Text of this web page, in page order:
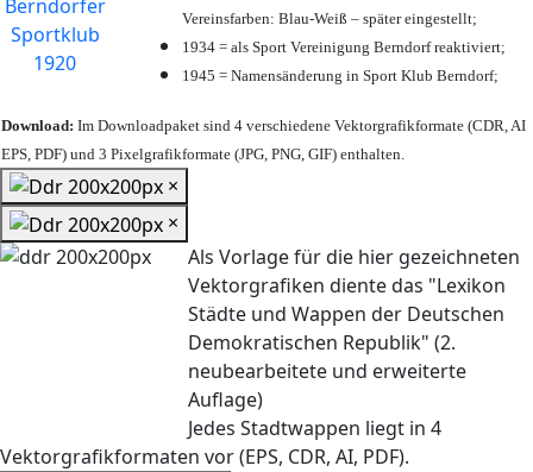
Vereinsfarben: Blau-Weiß – später eingestellt;
1934 = als Sport Vereinigung Berndorf reaktiviert;
1945 = Namensänderung in Sport Klub Berndorf;
Download: Im Downloadpaket sind 4 verschiedene Vektorgrafikformate (CDR, AI
EPS, PDF) und 3 Pixelgrafikformate (JPG, PNG, GIF) enthalten.
×
×
Als Vorlage für die hier gezeichneten
Vektorgrafiken diente das "Lexikon
Städte und Wappen der Deutschen
Demokratischen Republik" (2.
neubearbeitete und erweiterte
Auflage)
Jedes Stadtwappen liegt in 4
Vektorgrafikformaten vor (EPS, CDR, AI, PDF).